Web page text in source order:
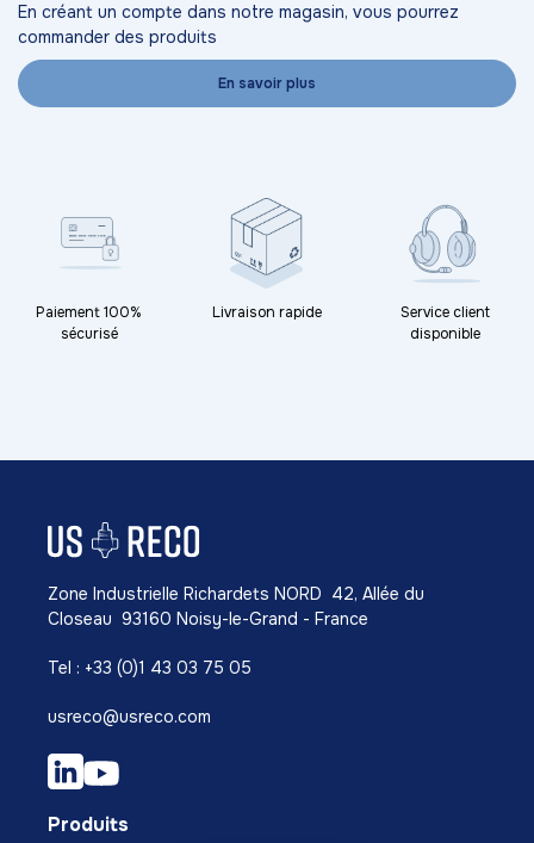
En créant un compte dans notre magasin, vous pourrez
commander des produits
En savoir plus
Paiement 100%
sécurisé
Livraison rapide
Service client
disponible
Zone Industrielle Richardets NORD 42, Allée du
Closeau 93160 Noisy-le-Grand - France
Tel : +33 (0)1 43 03 75 05
usreco@usreco.com
Produits